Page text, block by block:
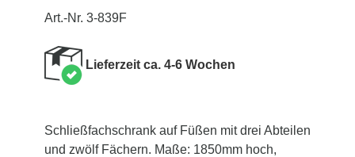
Art.-Nr. 3-839F
Lieferzeit ca. 4-6 Wochen
Schließfachschrank auf Füßen mit drei Abteilen
und zwölf Fächern. Maße: 1850mm hoch,